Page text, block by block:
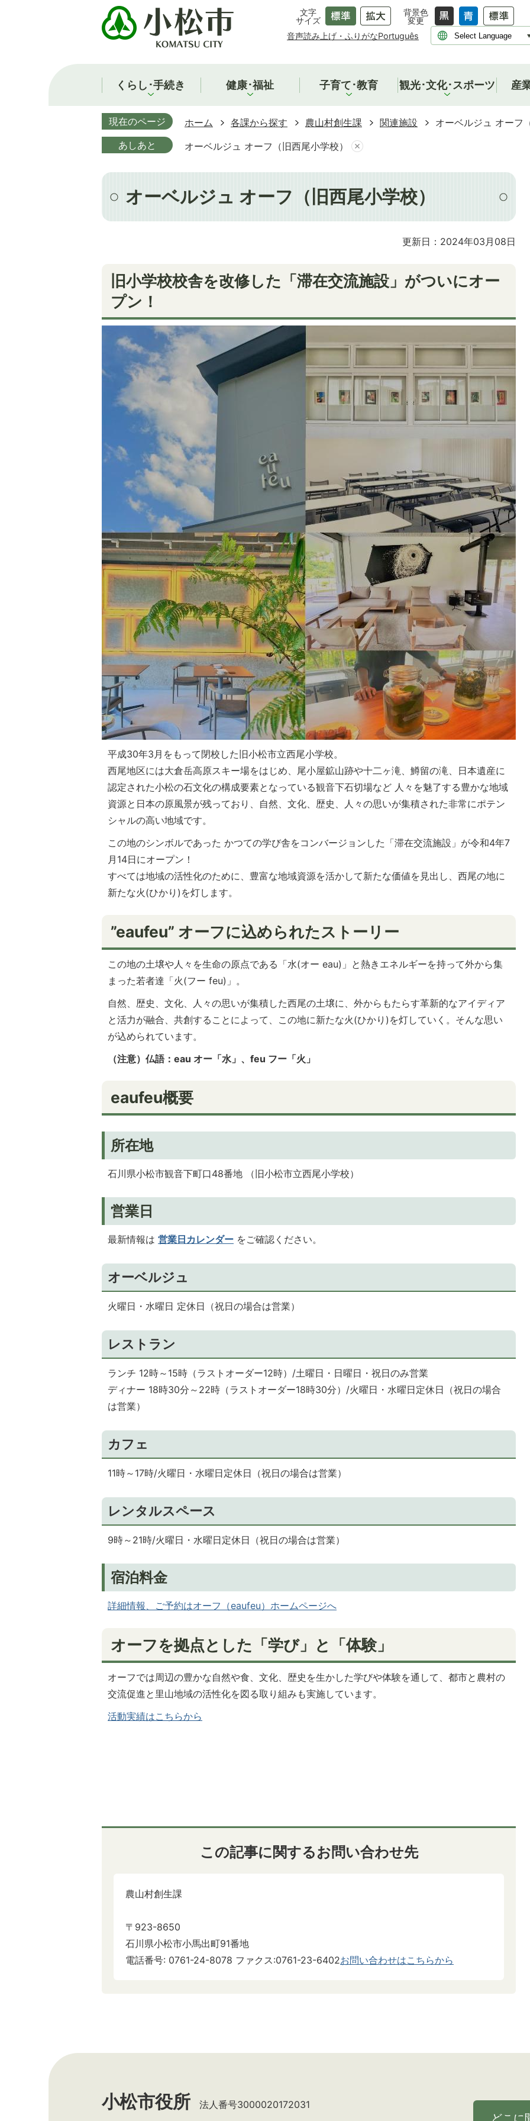
文字
サイズ
背景色
変更
音声読み上げ・ふりがなPortuguês
くらし･手続き 健康･福祉 子育て･教育 観光･文化･スポーツ 産
現在のページ ホーム 各課から探す 農山村創生課 関連施設
オーベルジュ オーフ
あしあと
オーベルジュ オーフ（旧西尾小学校）
オーベルジュ オーフ（旧西尾小学校）
更新日：2024年03月08日
旧小学校校舎を改修した「滞在交流施設」がついにオー
プン！
平成30年3月をもって閉校した旧小松市立西尾小学校。
西尾地区には大倉岳高原スキー場をはじめ、尾小屋鉱山跡や十二ヶ滝、鱒留の滝、日本遺産に
認定された小松の石文化の構成要素となっている観音下石切場など 人々を魅了する豊かな地域
資源と日本の原風景が残っており、自然、文化、歴史、人々の思いが集積された非常にポテン
シャルの高い地域です。
この地のシンボルであった かつての学び舎をコンバージョンした「滞在交流施設」が令和4年7
月14日にオープン！
すべては地域の活性化のために、豊富な地域資源を活かして新たな価値を見出し、西尾の地に
新たな火(ひかり)を灯します。
”eaufeu” オーフに込められたストーリー
この地の土壌や人々を生命の原点である「水(オー eau)」と熱きエネルギーを持って外から集
まった若者達「火(フー feu)」。
自然、歴史、文化、人々の思いが集積した西尾の土壌に、外からもたらす革新的なアイディア
と活力が融合、共創することによって、この地に新たな火(ひかり)を灯していく。そんな思い
が込められています。
（注意）仏語：eau オー「水」、feu フー「火」
eaufeu概要
所在地
石川県小松市観音下町口48番地 （旧小松市立西尾小学校）
営業日
最新情報は 営業日カレンダー をご確認ください。
オーベルジュ
火曜日・水曜日 定休日（祝日の場合は営業）
レストラン
ランチ 12時～15時（ラストオーダー12時）/土曜日・日曜日・祝日のみ営業
ディナー 18時30分～22時（ラストオーダー18時30分）/火曜日・水曜日定休日（祝日の場合
は営業）
カフェ
11時～17時/火曜日・水曜日定休日（祝日の場合は営業）
レンタルスペース
9時～21時/火曜日・水曜日定休日（祝日の場合は営業）
宿泊料金
詳細情報、ご予約はオーフ（eaufeu）ホームページへ
オーフを拠点とした「学び」と「体験」
オーフでは周辺の豊かな自然や食、文化、歴史を生かした学びや体験を通して、都市と農村の
交流促進と里山地域の活性化を図る取り組みも実施しています。
活動実績はこちらから
この記事に関するお問い合わせ先
農山村創生課
〒923-8650
石川県小松市小馬出町91番地
電話番号: 0761-24-8078 ファクス:0761-23-6402お問い合わせはこちらから
小松市役所
法人番号3000020172031
どこに